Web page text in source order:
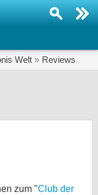
Welt » Reviews
zum "Club der